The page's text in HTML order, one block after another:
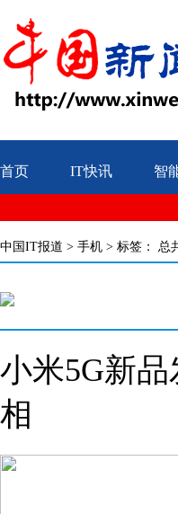
首页 IT快讯 智
中国IT报道 > 手机 > 标签： 总
小米5G新
相